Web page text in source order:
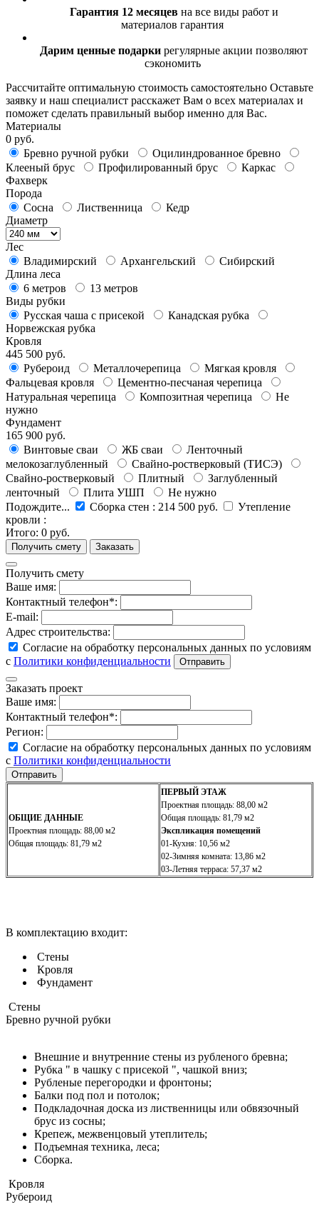
Гарантия 12 месяцев на все виды работ и
материалов гарантия
Дарим ценные подарки регулярные акции позволяют
сэкономить
Рассчитайте оптимальную стоимость самостоятельно Оставьте
заявку и наш специалист расскажет Вам о всех материалах и
поможет сделать правильный выбор именно для Вас.
Материалы
0 руб.
Бревно ручной рубки
Оцилиндрованное бревно
Клееный брус
Профилированный брус
Каркас
Фахверк
Порода
Сосна
Лиственница
Кедр
Диаметр
Лес
Владимирский
Архангельский
Сибирский
Длина леса
6 метров
13 метров
Виды рубки
Русская чаша с присекой
Канадская рубка
Норвежская рубка
Кровля
445 500 руб.
Рубероид
Металлочерепица
Мягкая кровля
Фальцевая кровля
Цементно-песчаная черепица
Натуральная черепица
Композитная черепица
Не
нужно
Фундамент
165 900 руб.
Винтовые сваи
ЖБ сваи
Ленточный
мелокозаглубленный
Свайно-ростверковый (ТИСЭ)
Свайно-ростверковый
Плитный
Заглубленный
ленточный
Плита УШП
Не нужно
Подождите...
Сборка стен : 214 500 руб.
Утепление
кровли :
Итого: 0 руб.
Получить смету
Ваше имя:
Контактный телефон*:
E-mail:
Адрес строительства:
Согласие на обработку персональных данных по условиям
с Политики конфиденциальности
Заказать проект
Ваше имя:
Контактный телефон*:
Регион:
Согласие на обработку персональных данных по условиям
с Политики конфиденциальности
ОБЩИЕ ДАННЫЕ
Проектная площадь: 88,00 м2
Общая площадь: 81,79 м2
ПЕРВЫЙ ЭТАЖ
Проектная площадь: 88,00 м2
Общая площадь: 81,79 м2
Экспликация помещений
01-Кухня: 10,56 м2
02-Зимняя комната: 13,86 м2
03-Летняя терраса: 57,37 м2
В комплектацию входит:
Стены
Кровля
Фундамент
Стены
Бревно ручной рубки
Внешние и внутренние стены из рубленого бревна;
Рубка " в чашку с присекой ", чашкой вниз;
Рубленые перегородки и фронтоны;
Балки под пол и потолок;
Подкладочная доска из лиственницы или обвязочный
брус из сосны;
Крепеж, межвенцовый утеплитель;
Подъемная техника, леса;
Сборка.
Кровля
Рубероид